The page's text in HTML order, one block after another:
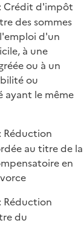
Crédit d'impôt
des sommes
d'un
à une
ou à un
ou
ayant le même
Réduction
au titre de la
en
Réduction
du